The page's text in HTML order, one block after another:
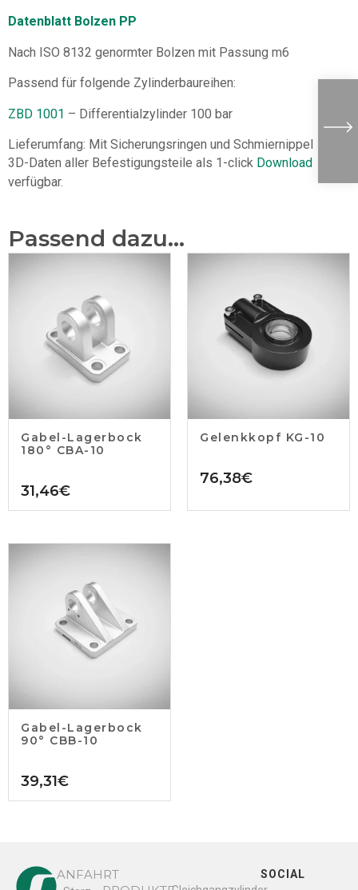
Datenblatt Bolzen PP
Nach ISO 8132 genormter Bolzen mit Passung m6
Passend für folgende Zylinderbaureihen:
ZBD 1001 – Differentialzylinder 100 bar
Lieferumfang: Mit Sicherungsringen und Schmiernippel
3D-Daten aller Befestigungsteile als 1-click Download
verfügbar.
Passend dazu...
Gabel-Lagerbock
180° CBA-10
31,46€
Gelenkkopf KG-10
76,38€
Gabel-Lagerbock
90° CBB-10
39,31€
ANFAHRT SOCIAL